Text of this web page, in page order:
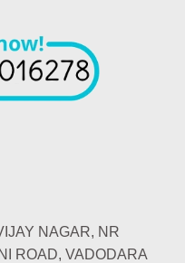
NAGAR, NR
ROAD, VADODARA